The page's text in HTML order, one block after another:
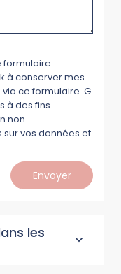
formulaire.
à conserver mes
ce formulaire. G
à des fins
non
vos données et
Envoyer
les